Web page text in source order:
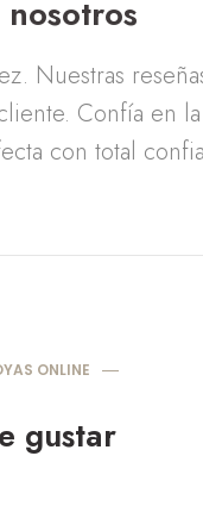
Nuestras
Confía en
con total
ONLINE
gustar